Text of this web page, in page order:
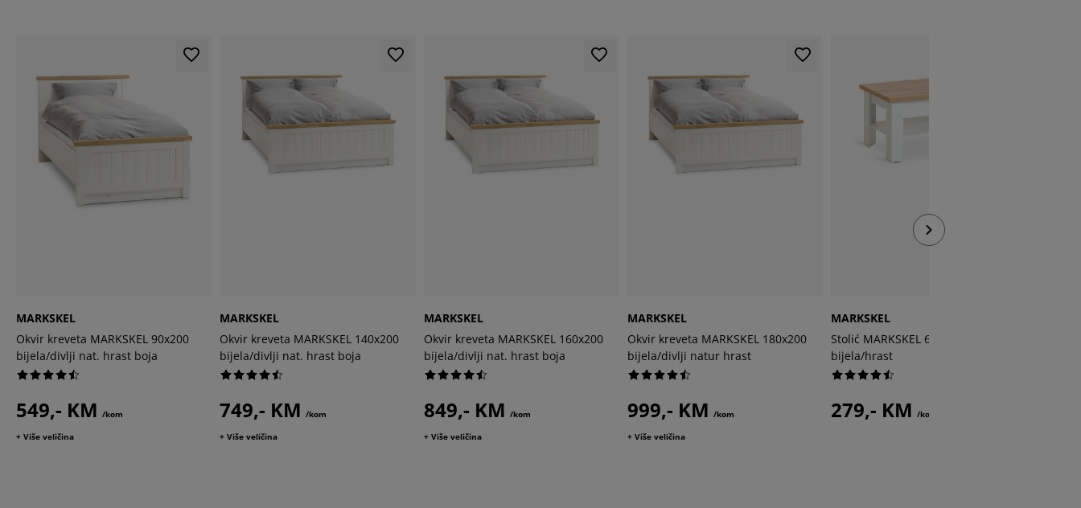
MARKSKEL
Okvir kreveta MARKSKEL 90x200
bijela/divlji nat. hrast boja
549,- KM /kom
+ Više veličina
MARKSKEL
Okvir kreveta MARKSKEL 140x200
bijela/divlji nat. hrast boja
749,- KM /kom
+ Više veličina
MARKSKEL
Okvir kreveta MARKSKEL 160x200
bijela/divlji nat. hrast boja
849,- KM /kom
+ Više veličina
MARKSKEL
Okvir kreveta MARKSKEL 180x200
bijela/divlji natur hrast
999,- KM /kom
+ Više veličina
MARKSKEL
Stolić MARKSKEL 60x110
bijela/hrast
279,- KM /kom